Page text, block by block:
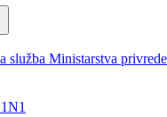
služba Ministarstva privrede